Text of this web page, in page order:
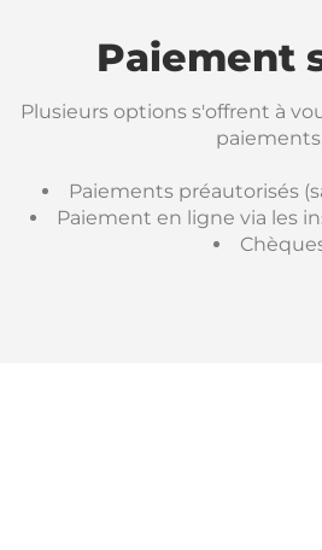
Paiement
Plusieurs options s'offrent à
Paiements préautorisés
Paiement en ligne via les